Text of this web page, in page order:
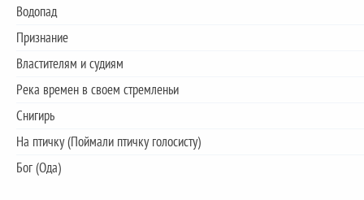
Водопад
Признание
Властителям и судиям
Река времен в своем стремленьи
Снигирь
На птичку (Поймали птичку голосисту)
Бог (Ода)